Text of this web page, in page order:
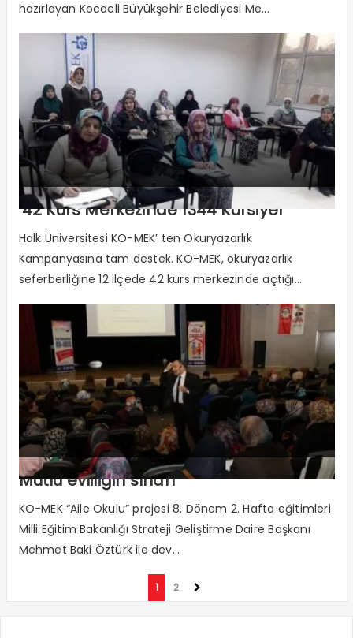
hazırlayan Kocaeli Büyükşehir Belediyesi Me...
’42 Kurs Merkezinde 1344 Kursiyer”
Halk Üniversitesi KO-MEK’ ten Okuryazarlık
Kampanyasına tam destek. KO-MEK, okuryazarlık
seferberliğine 12 ilçede 42 kurs merkezinde açtığı...
Mutlu evliliğin sırları
KO-MEK “Aile Okulu” projesi 8. Dönem 2. Hafta eğitimleri
Milli Eğitim Bakanlığı Strateji Geliştirme Daire Başkanı
Mehmet Baki Öztürk ile dev...
1 2